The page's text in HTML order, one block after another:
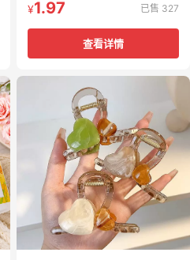
¥1.97 已售 327
查看详情